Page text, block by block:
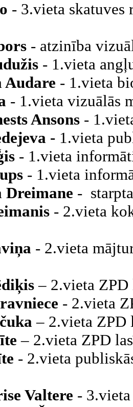
- 3.vieta skatuves
- atzinība
- 1.vieta
Audare - 1.vieta
- 1.vieta vizuālās
Ansons -
- 1.vieta
- 1.vieta
- 1.vieta
Dreimane -
- 2.vieta
- 2.vieta
– 2.vieta
- 2.vieta
– 2.vieta ZPD
– 2.vieta ZPD
- 2.vieta
Valtere -